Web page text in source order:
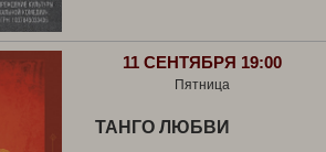
11 СЕНТЯБРЯ 19:00
Пятница
ТАНГО ЛЮБВИ